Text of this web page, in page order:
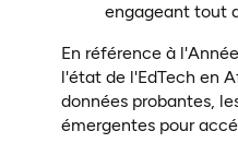
engageant tout
En référence à
l'état de l'EdTech en
données probantes,
émergentes pour